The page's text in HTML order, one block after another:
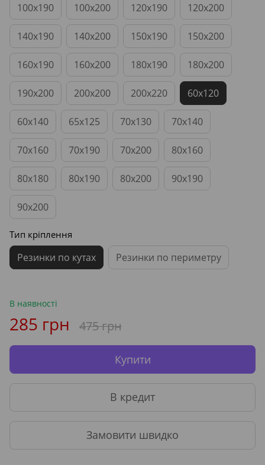
100x190 100x200 120x190 120x200
140x190 140x200 150x190 150x200
160x190 160x200 180x190 180x200
190x200 200x200 200x220 60x120
60x140 65x125 70x130 70x140
70x160 70x190 70x200 80x160
80x180 80x190 80x200 90x190
90x200
Тип кріплення
Резинки по кутах Резинки по периметру
В наявності
285 грн 475 грн
Купити
В кредит
Замовити швидко